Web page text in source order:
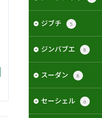
ジブチ 5
ジンバブエ 8
スーダン 8
セーシェル 6